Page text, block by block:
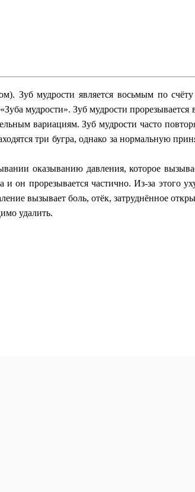
мудрости является восьмым по счёту
мудрости». Зуб мудрости прорезывается
вариациям. Зуб мудрости часто
три бугра, однако за нормальную
оказыванию давления, которое
он прорезывается частично. Из-за этого
вызывает боль, отёк, затруднённое
удалить.